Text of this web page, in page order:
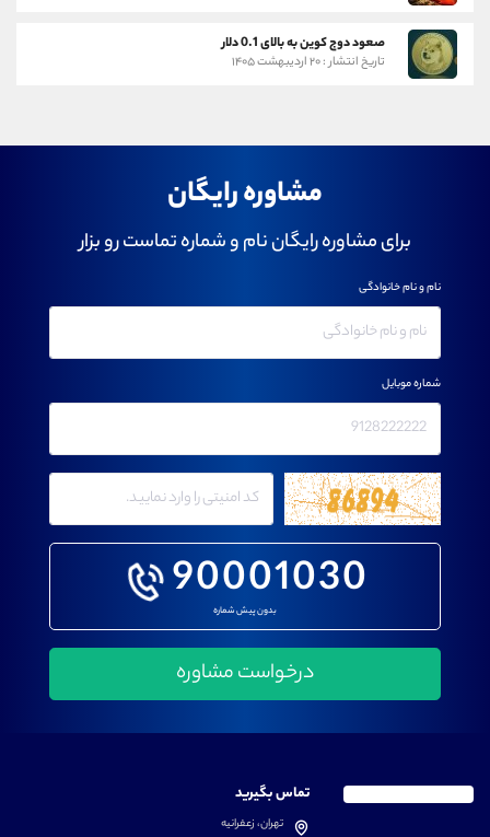
صعود دوج کوین به بالای 0.1 دلار
تاریخ انتشار : ۲۰ اردیبهشت ۱۴۰۵
مشاوره رایگان
برای مشاوره رایگان نام و شماره تماست رو بزار
90001030
بدون پیش شماره
نام و نام خانوادگی
شماره موبایل
تماس بگیرید
تهران، زعفرانیه